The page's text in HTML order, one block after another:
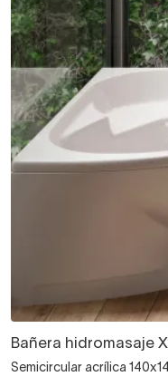
Bañera hidromasaje
Semicircular acrílica